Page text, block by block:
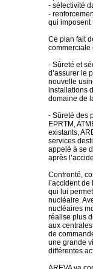
- sélectivité
-
qui imposent
Ce plan fait
commerciale
- Sûreté et
d’assurer le
nouvelle
installations
domaine de
- Sûreté des
EPRTM,
existants,
services
appelé à se
après
Confronté,
l’accident
qui lui
nucléaire.
nucléaires
réalise plus
aux
de
une grande
différentes